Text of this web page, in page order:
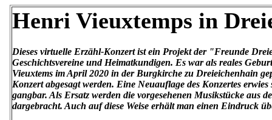
Henri Vieuxtemps in
Dieses virtuelle Erzähl-Konzert ist ein Projekt der "Freunde
Geschichtsvereine und Heimatkundigen. Es war als reales
Vieuxtems im April 2020 in der Burgkirche zu Dreieichenhain
Konzert abgesagt werden. Eine Neuauflage des Konzertes
gangbar. Als Ersatz werden die vorgesehenen Musikstücke aus
dargebracht. Auch auf diese Weise erhält man einen Eindruck